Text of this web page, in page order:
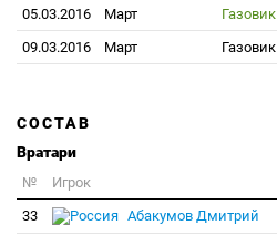
05.03.2016
Март Газовик
09.03.2016
Март Газовик
СОСТАВ
Вратари
№ Игрок
33
Абакумов Дмитрий